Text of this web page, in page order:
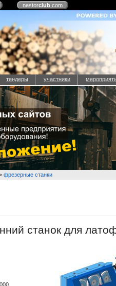
nestorclub.com
тендеры участники
фрезерные станки
станок для